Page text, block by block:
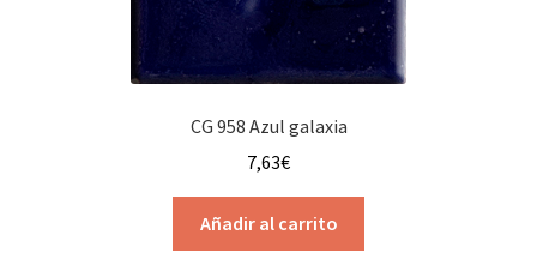
CG 958 Azul galaxia
7,63€
Añadir al carrito